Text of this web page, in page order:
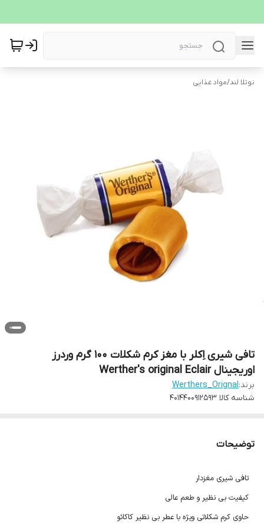
نوتلا لند/مواد غذایی
تافی شیری اِکلر با مغز کرم شکلات 100 گرم وردرز
اوریجینال Werther's original Eclair
برند:Werthers_Orignal
شناسه کالا 4014400912593
توضیحات
تافی شیری مغزدار
کیفیت بی نظیر و طعم عالی
حاوی کرم شکلاتی ویژه با عطر بی نظیر کاکائو